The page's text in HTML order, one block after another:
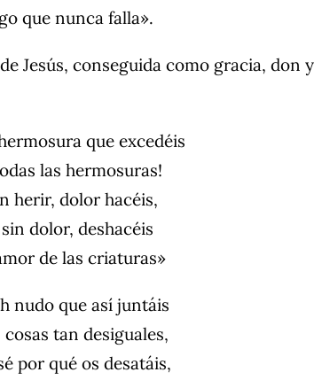
que nunca falla».
Jesús, conseguida como gracia, don
que excedéis
las hermosuras!
herir, dolor hacéis,
dolor, deshacéis
de las criaturas»
nudo que así juntáis
cosas tan desiguales,
por qué os desatáis,